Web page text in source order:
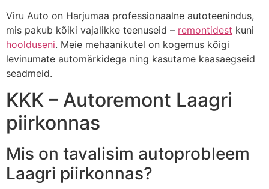
Viru Auto on Harjumaa professionaalne autoteenindus,
mis pakub kõiki vajalikke teenuseid – remontidest kuni
hoolduseni. Meie mehaanikutel on kogemus kõigi
levinumate automärkidega ning kasutame kaasaegseid
seadmeid.
KKK – Autoremont Laagri
piirkonnas
Mis on tavalisim autoprobleem
Laagri piirkonnas?